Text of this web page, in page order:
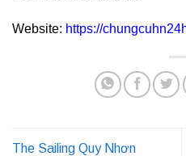
Website: https://
The Sailing Quy Nhơn